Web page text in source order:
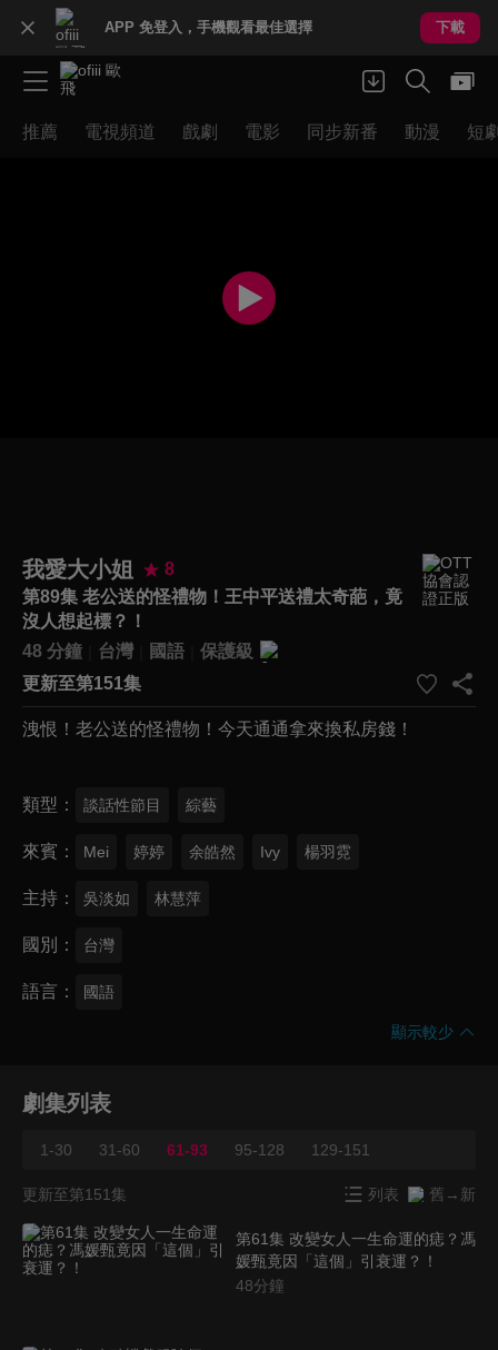
APP 免登入，手機觀看最佳選擇 下載
推薦 電視頻道 戲劇 電影 同步新番 動漫 短
我愛大小姐
8
第89集 老公送的怪禮物！王中平送禮太奇葩，竟
沒人想起標？！
48 分鐘
台灣 國語
保護級
更新至第151集
洩恨！老公送的怪禮物！今天通通拿來換私房錢！
類型 談話性節目 綜藝
來賓 Mei 婷婷 余皓然 Ivy 楊羽霓
主持 吳淡如 林慧萍
國別 台灣
語言 國語
顯示較少
劇集列表
1-30 31-60 61-93 95-128 129-151
更新至第151集 列表 舊→新
第61集 改變女人一生命運的痣？馮
媛甄竟因「這個」引衰運？！
48分鐘